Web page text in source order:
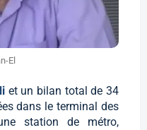
El
et un bilan total de 34
dans le terminal des
station de métro,